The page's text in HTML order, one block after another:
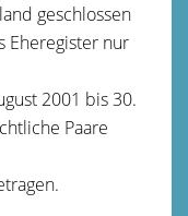
geschlossen
Eheregister nur
2001 bis 30.
Paare